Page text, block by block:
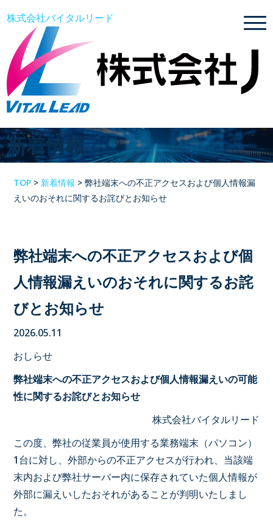
株式会社バイタルリード
新着情報
TOP > 新着情報 >弊社端末への不正アクセスおよび個人情報漏
えいのおそれに関するお詫びとお知らせ
弊社端末への不正アクセスおよび個
人情報漏えいのおそれに関するお詫
びとお知らせ
2026.05.11
おしらせ
弊社端末への不正アクセスおよび個人情報漏えいの可能
性に関するお詫びとお知らせ
株式会社バイタルリード
この度、弊社の従業員が使用する業務端末（パソコン）
1台に対し、外部からの不正アクセスが行われ、当該端
末内および弊社サーバー内に保存されていた個人情報が
外部に漏えいしたおそれがあることが判明いたしまし
た。